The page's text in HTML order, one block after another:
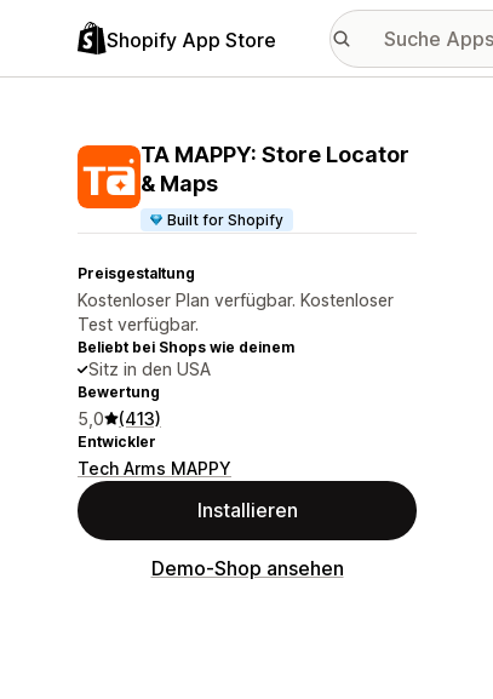
Shopify App Store
TA MAPPY: Store Locator
& Maps
Built for Shopify
Preisgestaltung
Kostenloser Plan verfügbar. Kostenloser
Test verfügbar.
Beliebt bei Shops wie deinem
Sitz in den USA
Bewertung
5,0 (413)
Entwickler
Tech Arms MAPPY
Installieren
Demo-Shop ansehen